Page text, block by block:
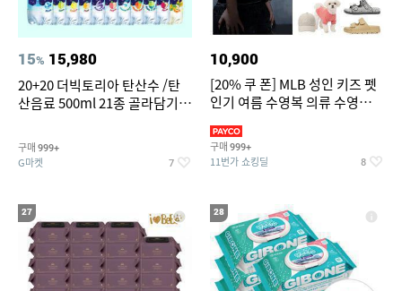
15% 15,980
20+20 더빅토리아 탄산수 /탄
산음료 500ml 21종 골라담기
구매 999+
G마켓 7
10,900
[20% 쿠 폰] MLB 성인 키즈 펫
인기 여름 수영복 의류 수영복
구매 999+
11번가 쇼킹딜 8
27 28